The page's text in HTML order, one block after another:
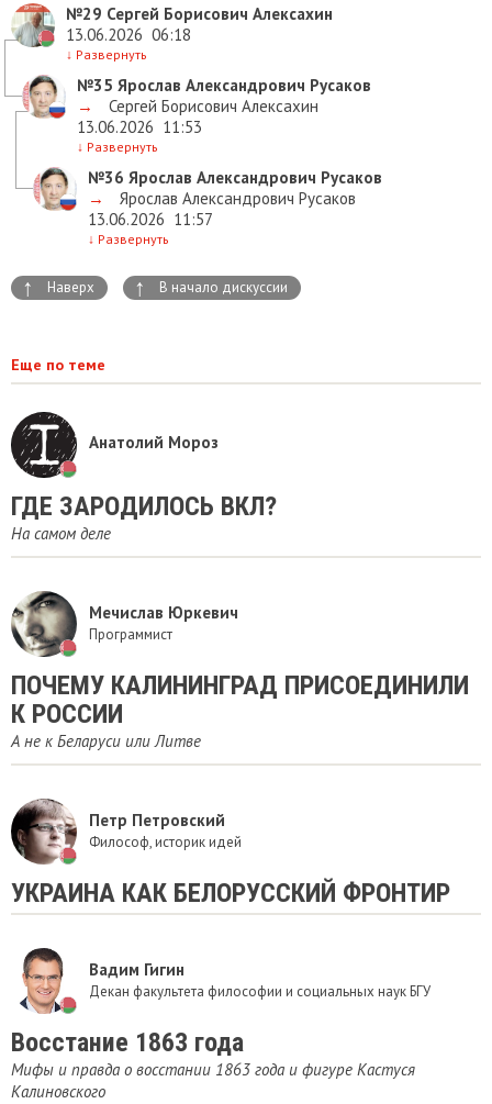
№29 Сергей Борисович Алексахин
13.06.2026 06:18
↓ Развернуть
№35 Ярослав Александрович Русаков
→
Сергей Борисович Алексахин
13.06.2026 11:53
↓ Развернуть
№36 Ярослав Александрович Русаков
→
Ярослав Александрович Русаков
13.06.2026 11:57
↓ Развернуть
↑ Наверх ↑ В начало дискуссии
Еще по теме
Анатолий Мороз
ГДЕ ЗАРОДИЛОСЬ ВКЛ?
На самом деле
Мечислав Юркевич
Программист
ПОЧЕМУ КАЛИНИНГРАД ПРИСОЕДИНИЛИ
К РОССИИ
А не к Беларуси или Литве
Петр Петровский
Философ, историк идей
УКРАИНА КАК БЕЛОРУССКИЙ ФРОНТИР
Вадим Гигин
Декан факультета философии и социальных наук БГУ
Восстание 1863 года
Мифы и правда о восстании 1863 года и фигуре Кастуся
Калиновского